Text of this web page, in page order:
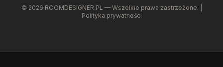
© 2026 ROOMDESIGNER.PL — Wszelkie prawa zastrzeżone. |
Polityka prywatności